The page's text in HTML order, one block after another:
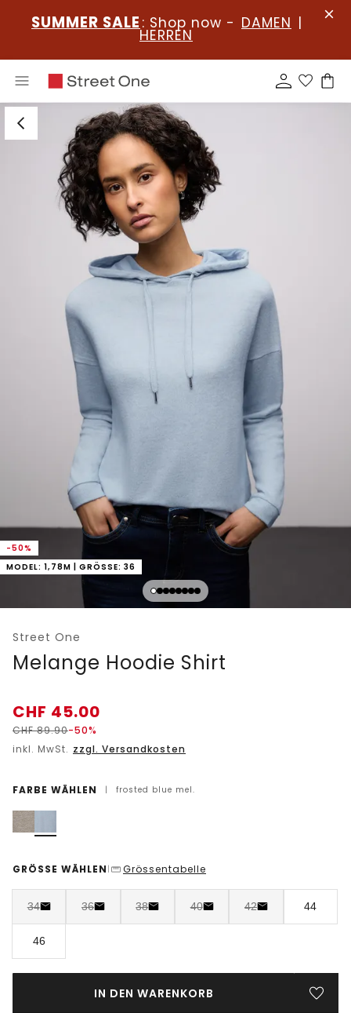
SUMMER SALE : Shop now - DAMEN |
HERREN
-50%
MODEL: 1,78M | GRÖSSE: 36
Street One
Melange Hoodie Shirt
CHF 45.00
CHF89.90-50%
inkl. MwSt. zzgl. Versandkosten
FARBE WÄHLEN | frosted blue mel.
GRÖSSE WÄHLEN | Grössentabelle
34 36 38 40 42 44
46
IN DEN WARENKORB